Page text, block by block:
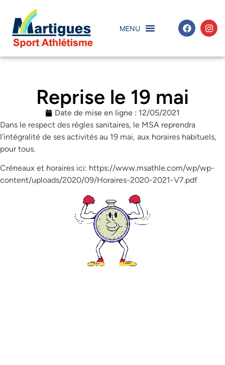
Reprise le 19 mai
Date de mise en ligne : 12/05/2021
Dans le respect des règles sanitaires, le MSA reprendra
l’intégralité de ses activités au 19 mai, aux horaires habituels,
pour tous.
Créneaux et horaires ici: https://www.msathle.com/wp/wp-
content/uploads/2020/09/Horaires-2020-2021-V7.pdf